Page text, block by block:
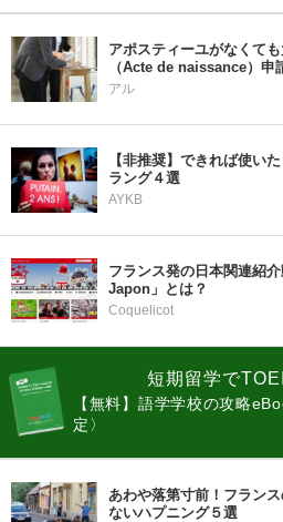
アポスティーユがなくて
（Acte de naissance）申
アル
【非推奨】できれば使い
ラング４選
AYKB
フランス発の日本関連紹
Japon」とは？
Coquelicot
短期留学で
【無料】語学学校の攻略
定〉
あわや落第寸前！フラン
ないハプニング５選